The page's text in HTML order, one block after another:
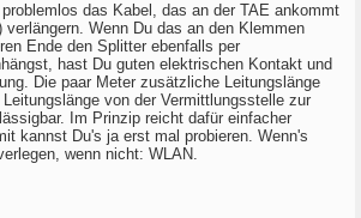
das Kabel, das an der TAE ankommt
Wenn Du das an den Klemmen
Ende den Splitter ebenfalls per
hast Du guten elektrischen Kontakt und
Die paar Meter zusätzliche Leitungslänge
von der Vermittlungsstelle zur
Im Prinzip reicht dafür einfacher
kannst Du's ja erst mal probieren. Wenn's
wenn nicht: WLAN.